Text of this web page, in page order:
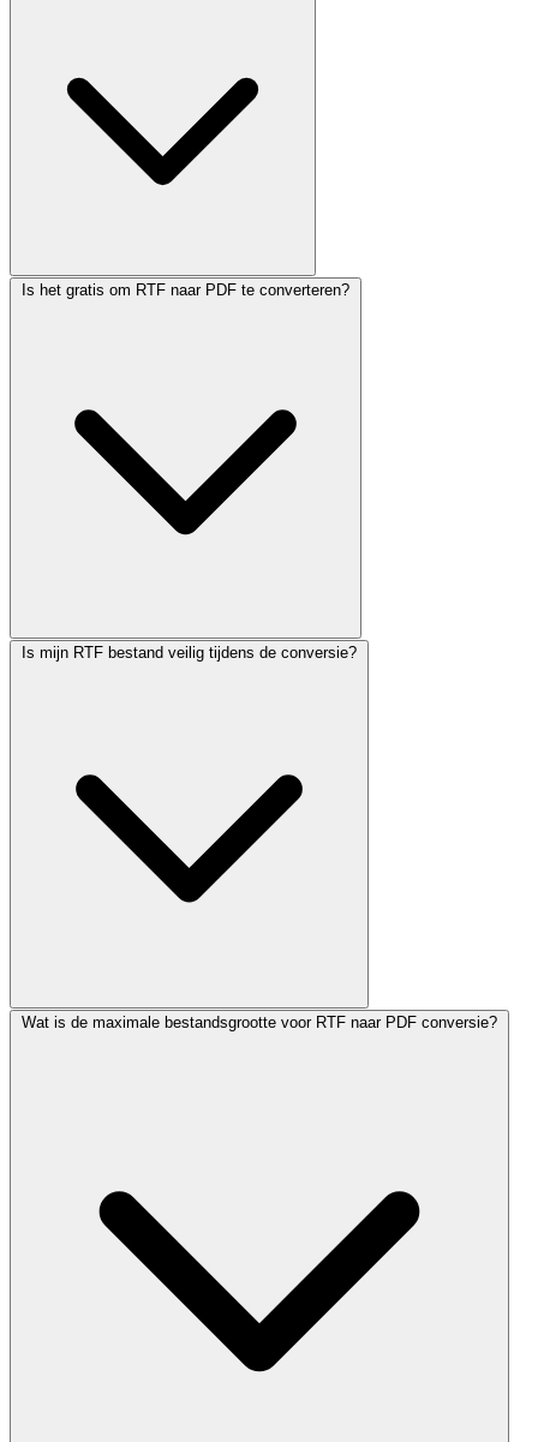
Is het gratis om RTF naar PDF te converteren?
Is mijn RTF bestand veilig tijdens de conversie?
Wat is de maximale bestandsgrootte voor RTF naar PDF conversie?